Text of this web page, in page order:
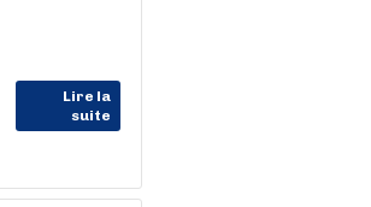
Lire la
suite